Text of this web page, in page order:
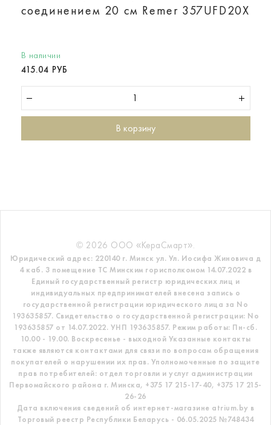
соединением 20 см Remer 357UFD20X
В наличии
415.04 РУБ
В корзину
© 2026 ООО «КераСмарт».
Юридический адрес: 220140 г. Минск ул. Ул. Иосифа Жиновича д
4 каб. 3 помещение ТС Минским горисполкомом 14.07.2022 в
Единый государственный регистр юридических лиц и
индивидуальных предпринимателей внесена запись о
государственной регистрации юридического лица за No
193635857. Свидетельство о государственной регистрации: No
193635857 от 14.07.2022. УНП 193635857. Режим работы: Пн-сб.
10.00 - 19.00. Воскресенье - выходной Указанные контакты
также являются контактами для связи по вопросам обращения
покупателей о нарушении их прав. Уполномоченные по защите
прав потребителей: отдел торговли и услуг администрации
Первомайского района г. Минска, +375 17 215-17-40, +375 17 215-
26-26
Дата включения сведений об интернет-магазине atrium.by в
Торговый реестр Республики Беларусь - 06.05.2025 №748434